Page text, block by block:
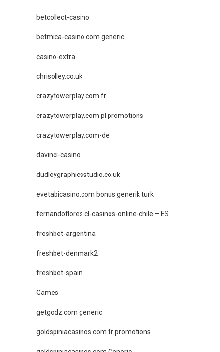
betcollect-casino
betmica-casino.com generic
casino-extra
chrisolley.co.uk
crazytowerplay.com fr
crazytowerplay.com pl promotions
crazytowerplay.com-de
davinci-casino
dudleygraphicsstudio.co.uk
evetabicasino.com bonus generik turk
fernandoflores.cl-casinos-online-chile – ES
freshbet-argentina
freshbet-denmark2
freshbet-spain
Games
getgodz.com generic
goldspiniacasinos.com fr promotions